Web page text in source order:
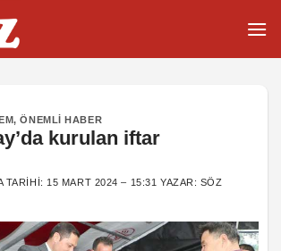
,ÖNEMLI HABER
kurulan iftar
TARIHI: 15 MART 2024 – 15:31 YAZAR: SÖZ